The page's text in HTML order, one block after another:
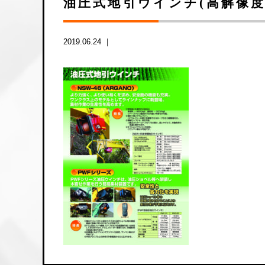
油圧式地引ウインチ(高解像
2019.06.24 ｜